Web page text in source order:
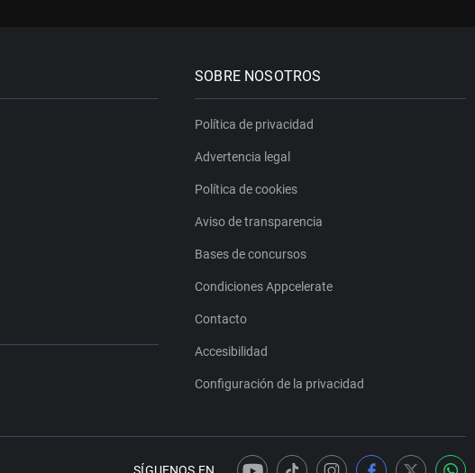
SOBRE NOSOTROS
Política de privacidad
Advertencia legal
Política de cookies
Aviso de transparencia
Bases de concursos
Condiciones Appcelerate
Contacto
Accesibilidad
Configuración de la privacidad